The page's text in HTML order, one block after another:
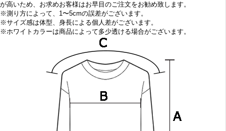
が高いため、お求めお客様はお早目のご注文をお勧め致します。
※測り方によって、1〜5cmの誤差がございます。
※サイズ感は体型、身長による個人差がございます。
※ホワイトカラーは商品によって多少透ける場合がございます。